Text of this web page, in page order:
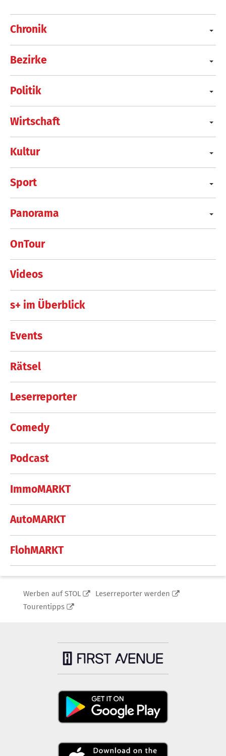
Chronik
Bezirke
Politik
Wirtschaft
Kultur
Sport
Panorama
OnTour
Videos
s+ im Überblick
Events
Rätsel
Leserreporter
Comedy
Podcast
ImmoMARKT
AutoMARKT
FlohMARKT
Werben auf STOL
Leserreporter werden
Tourentipps